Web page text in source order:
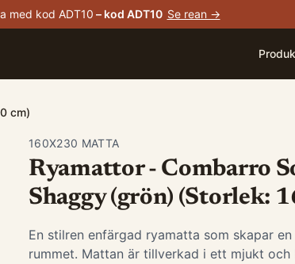
med kod ADT10 – kod ADT10 Se rean →
cm)
160X230 MATTA
Ryamattor - Combarro
Shaggy (grön) (Storlek:
En stilren enfärgad ryamatta som skapar
rummet. Mattan är tillverkad i ett mjukt